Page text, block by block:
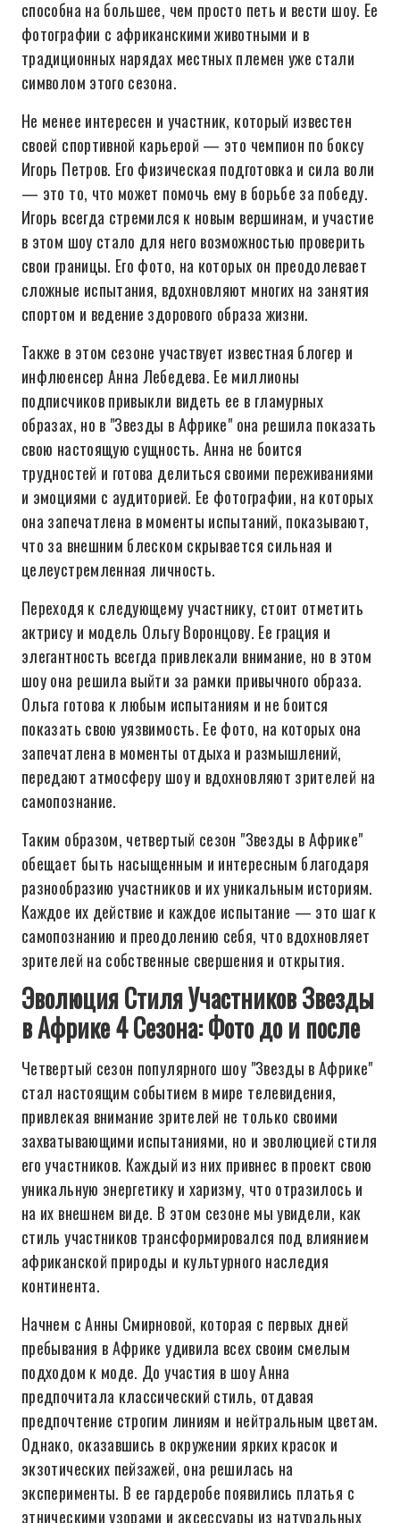
способна на большее, чем просто петь и вести шоу. Ее
фотографии с африканскими животными и в
традиционных нарядах местных племен уже стали
символом этого сезона.
Не менее интересен и участник, который известен
своей спортивной карьерой — это чемпион по боксу
Игорь Петров. Его физическая подготовка и сила воли
— это то, что может помочь ему в борьбе за победу.
Игорь всегда стремился к новым вершинам, и участие
в этом шоу стало для него возможностью проверить
свои границы. Его фото, на которых он преодолевает
сложные испытания, вдохновляют многих на занятия
спортом и ведение здорового образа жизни.
Также в этом сезоне участвует известная блогер и
инфлюенсер Анна Лебедева. Ее миллионы
подписчиков привыкли видеть ее в гламурных
образах, но в "Звезды в Африке" она решила показать
свою настоящую сущность. Анна не боится
трудностей и готова делиться своими переживаниями
и эмоциями с аудиторией. Ее фотографии, на которых
она запечатлена в моменты испытаний, показывают,
что за внешним блеском скрывается сильная и
целеустремленная личность.
Переходя к следующему участнику, стоит отметить
актрису и модель Ольгу Воронцову. Ее грация и
элегантность всегда привлекали внимание, но в этом
шоу она решила выйти за рамки привычного образа.
Ольга готова к любым испытаниям и не боится
показать свою уязвимость. Ее фото, на которых она
запечатлена в моменты отдыха и размышлений,
передают атмосферу шоу и вдохновляют зрителей на
самопознание.
Таким образом, четвертый сезон "Звезды в Африке"
обещает быть насыщенным и интересным благодаря
разнообразию участников и их уникальным историям.
Каждое их действие и каждое испытание — это шаг к
самопознанию и преодолению себя, что вдохновляет
зрителей на собственные свершения и открытия.
Эволюция Стиля Участников Звезды
в Африке 4 Сезона: Фото до и после
Четвертый сезон популярного шоу "Звезды в Африке"
стал настоящим событием в мире телевидения,
привлекая внимание зрителей не только своими
захватывающими испытаниями, но и эволюцией стиля
его участников. Каждый из них привнес в проект свою
уникальную энергетику и харизму, что отразилось и
на их внешнем виде. В этом сезоне мы увидели, как
стиль участников трансформировался под влиянием
африканской природы и культурного наследия
континента.
Начнем с Анны Смирновой, которая с первых дней
пребывания в Африке удивила всех своим смелым
подходом к моде. До участия в шоу Анна
предпочитала классический стиль, отдавая
предпочтение строгим линиям и нейтральным цветам.
Однако, оказавшись в окружении ярких красок и
экзотических пейзажей, она решилась на
эксперименты. В ее гардеробе появились платья с
этническими узорами и аксессуары из натуральных